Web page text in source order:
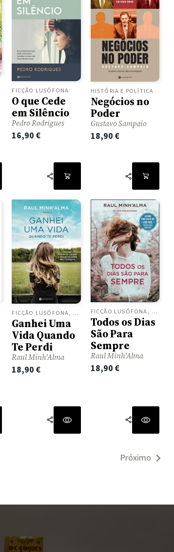
FICÇÃO LUSÓFONA
O que Cede
em Silêncio
Pedro Rodrigues
16,90€
HISTÓRIA E POLÍTICA
Negócios no
Poder
Gustavo Sampaio
18,90 €
FICÇÃO LUSÓFONA, ROMANCES
Ganhei Uma
Vida Quando
Te Perdi
Raul Minh'Alma
18,90€
FICÇÃO LUSÓFONA, ROMANCES
Todos os Dias
São Para
Sempre
Raul Minh'Alma
18,90 €
Próximo